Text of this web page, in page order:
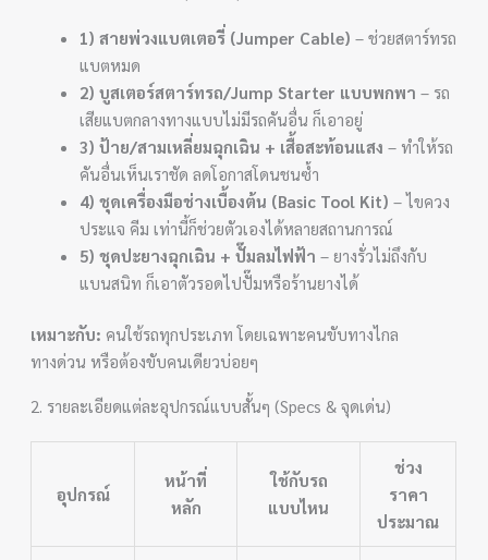
1) สายพ่วงแบตเตอรี่ (Jumper Cable) – ช่วยสตาร์ทรถ
แบตหมด
2) บูสเตอร์สตาร์ทรถ/Jump Starter แบบพกพา – รถ
เสียแบตกลางทางแบบไม่มีรถคันอื่น ก็เอาอยู่
3) ป้าย/สามเหลี่ยมฉุกเฉิน + เสื้อสะท้อนแสง – ทำให้รถ
คันอื่นเห็นเราชัด ลดโอกาสโดนชนซ้ำ
4) ชุดเครื่องมือช่างเบื้องต้น (Basic Tool Kit) – ไขควง
ประแจ คีม เท่านี้ก็ช่วยตัวเองได้หลายสถานการณ์
5) ชุดปะยางฉุกเฉิน + ปั๊มลมไฟฟ้า – ยางรั่วไม่ถึงกับ
แบนสนิท ก็เอาตัวรอดไปปั๊มหรือร้านยางได้
เหมาะกับ: คนใช้รถทุกประเภท โดยเฉพาะคนขับทางไกล
ทางด่วน หรือต้องขับคนเดียวบ่อยๆ
2. รายละเอียดแต่ละอุปกรณ์แบบสั้นๆ (Specs & จุดเด่น)
อุปกรณ์
หน้าที่
หลัก
ใช้กับรถ
แบบไหน
ช่วง
ราคา
ประมาณ